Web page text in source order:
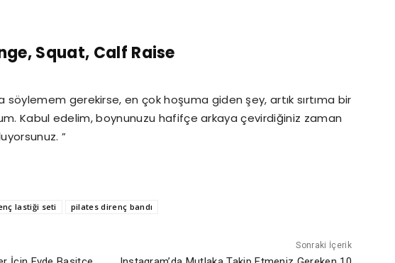
Squat, Calf Raise
söylemem gerekirse, en çok hoşuma giden şey, artık sırtıma bir
Kabul edelim, boynunuzu hafifçe arkaya çevirdiğiniz zaman
”
lastiği seti pilates direnç bandı
Sonraki İçerik